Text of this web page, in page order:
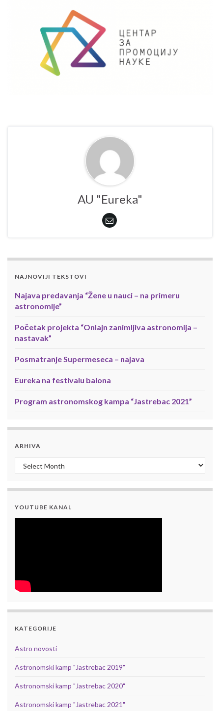
AU "Eureka"
NAJNOVIJI TEKSTOVI
Najava predavanja “Žene u nauci – na primeru
astronomije”
Početak projekta “Onlajn zanimljiva astronomija –
nastavak”
Posmatranje Supermeseca – najava
Eureka na festivalu balona
Program astronomskog kampa “Jastrebac 2021”
ARHIVA
Arhiva
YOUTUBE KANAL
KATEGORIJE
Astro novosti
Astronomski kamp "Jastrebac 2019"
Astronomski kamp "Jastrebac 2020"
Astronomski kamp "Jastrebac 2021"